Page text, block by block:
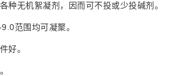
种无机絮凝剂，因而可不投或少投碱剂。
范围均可凝聚。
好。